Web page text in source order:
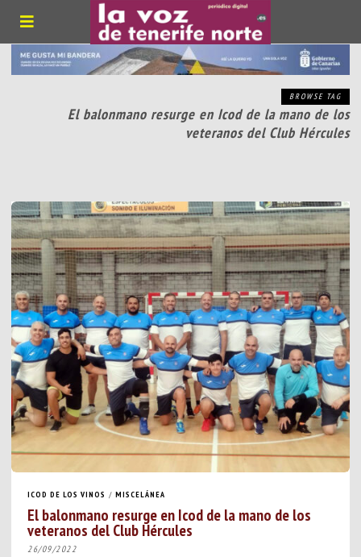
BROWSE TAG
El balonmano resurge en Icod de la mano de los
veteranos del Club Hércules
ICOD DE LOS VINOS / MISCELÁNEA
El balonmano resurge en Icod de la mano de los
veteranos del Club Hércules
26/09/2022